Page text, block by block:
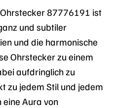
Ohrstecker 87776191 ist
und subtiler
und die harmonische
Ohrstecker zu einem
aufdringlich zu
zu jedem Stil und jedem
eine Aura von